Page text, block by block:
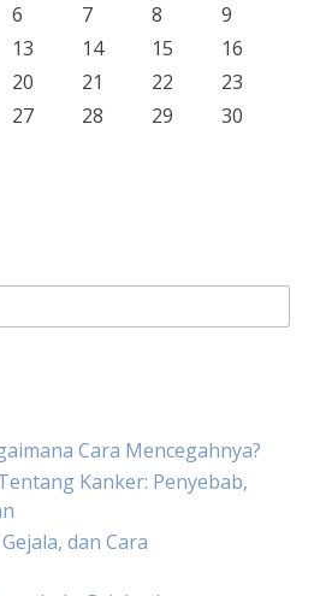
6 7 8
9
13 14 15
16
20 21 22
23
27 28 29
30
Cara Mencegahnya?
Kanker: Penyebab,
dan Cara